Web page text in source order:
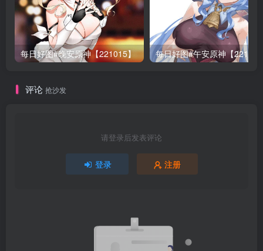
每日好图#晚安原神【221015】 每日好图#午安原神【
评论 抢沙发
请登录后发表评论
登录 注册